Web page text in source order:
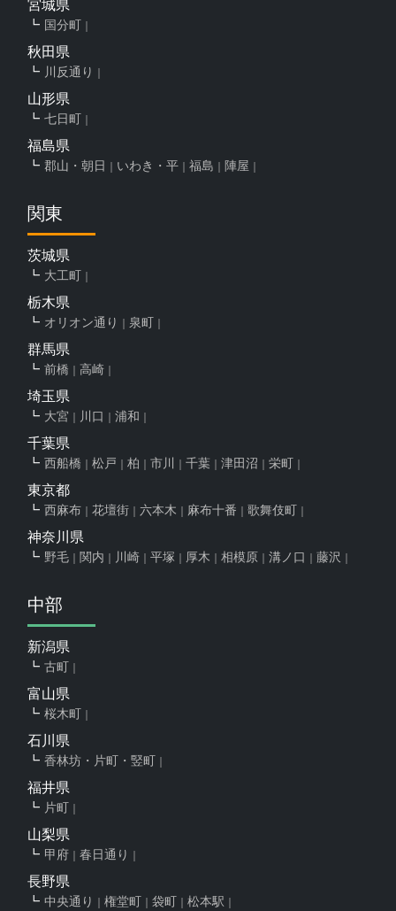
宮城県
国分町
秋田県
川反通り
山形県
七日町
福島県
郡山・朝日 いわき・平 福島 陣屋
関東
茨城県
大工町
栃木県
オリオン通り 泉町
群馬県
前橋 高崎
埼玉県
大宮 川口 浦和
千葉県
西船橋 松戸 柏 市川 千葉 津田沼 栄町
東京都
西麻布 花壇街 六本木 麻布十番 歌舞伎町
神奈川県
野毛 関内 川崎 平塚 厚木 相模原 溝ノ口 藤沢
中部
新潟県
古町
富山県
桜木町
石川県
香林坊・片町・竪町
福井県
片町
山梨県
甲府 春日通り
長野県
中央通り 権堂町 袋町 松本駅